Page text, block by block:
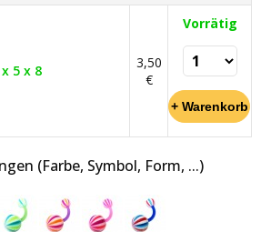
5 x 8
3,50
€
Vorrätig
(Farbe, Symbol, Form, ...)